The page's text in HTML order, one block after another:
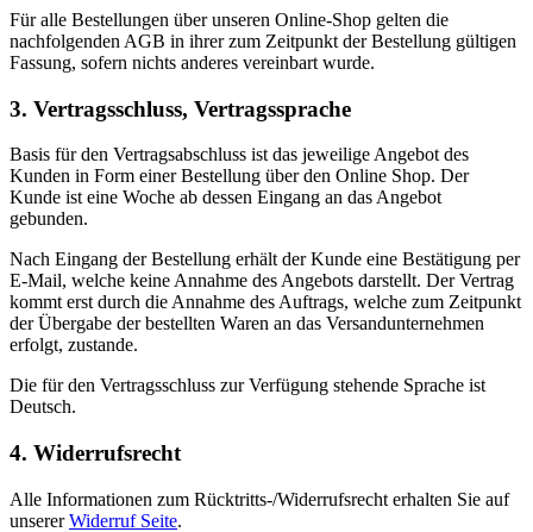
Für alle Bestellungen über unseren Online-Shop gelten die
nachfolgenden AGB in ihrer zum Zeitpunkt der Bestellung gültigen
Fassung, sofern nichts anderes vereinbart wurde.
3. Vertragsschluss, Vertragssprache
Basis für den Vertragsabschluss ist das jeweilige Angebot des
Kunden in Form einer Bestellung über den Online Shop. Der
Kunde ist eine Woche ab dessen Eingang an das Angebot
gebunden.
Nach Eingang der Bestellung erhält der Kunde eine Bestätigung per
E-Mail, welche keine Annahme des Angebots darstellt. Der Vertrag
kommt erst durch die Annahme des Auftrags, welche zum Zeitpunkt
der Übergabe der bestellten Waren an das Versandunternehmen
erfolgt, zustande.
Die für den Vertragsschluss zur Verfügung stehende Sprache ist
Deutsch.
4. Widerrufsrecht
Alle Informationen zum Rücktritts-/Widerrufsrecht erhalten Sie auf
unsererWiderruf Seite.